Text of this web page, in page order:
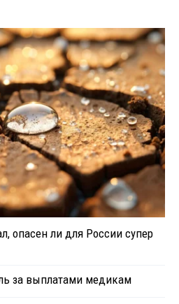
опасен ли для России супер
за выплатами медикам